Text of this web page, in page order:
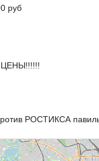
руб
ЦЕНЫ!!!!!!
РОСТИКСА